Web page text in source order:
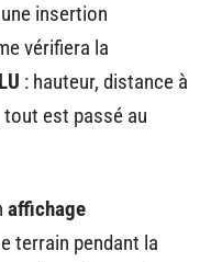
insertion
vérifiera la
: hauteur, distance à
est passé au
affichage
terrain pendant la